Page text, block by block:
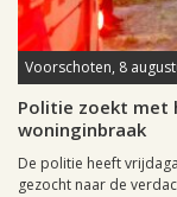
Voorschoten, 8
Politie zoekt met
woninginbraak
De politie heeft
gezocht naar de